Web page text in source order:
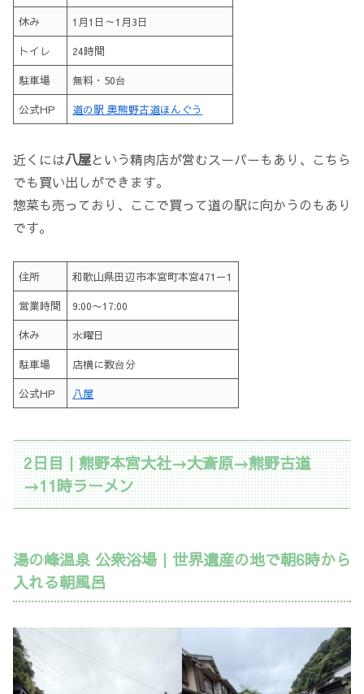
休み 1月1日～1月3日
トイレ 24時間
駐車場 無料・50台
公式HP 道の駅 奥熊野古道ほんぐう
近くには八屋という精肉店が営むスーパーもあり、こちら
でも買い出しができます。
惣菜も売っており、ここで買って道の駅に向かうのもあり
です。
住所 和歌山県田辺市本宮町本宮471－1
営業時間 9:00〜17:00
休み 水曜日
駐車場 店横に数台分
公式HP 八屋
2日目｜熊野本宮大社→大斎原→熊野古道
→11時ラーメン
湯の峰温泉 公衆浴場｜世界遺産の地で朝6時から
入れる朝風呂